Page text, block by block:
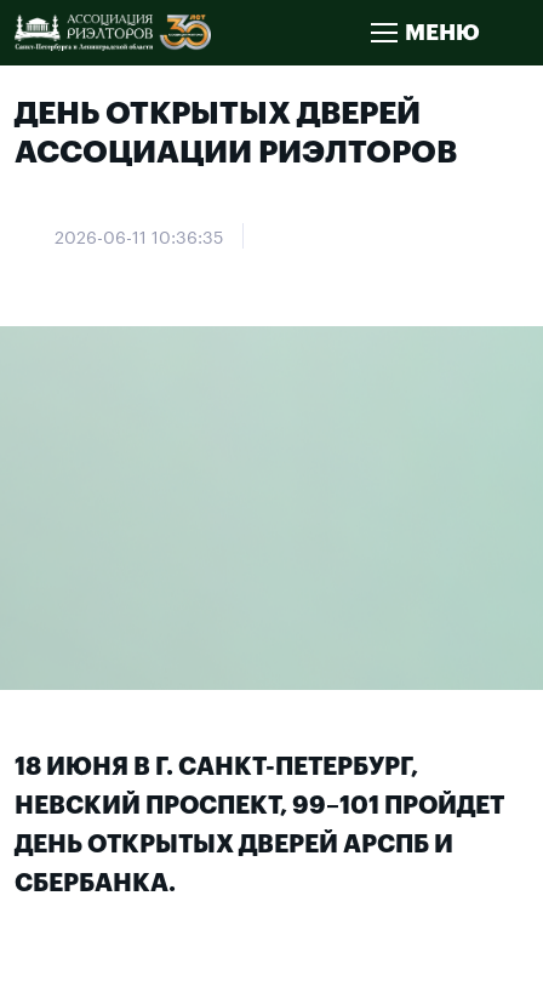
МЕНЮ
ДЕНЬ ОТКРЫТЫХ ДВЕРЕЙ
АССОЦИАЦИИ РИЭЛТОРОВ
2026-06-11 10:36:35
18 ИЮНЯ В Г. САНКТ-ПЕТЕРБУРГ,
НЕВСКИЙ ПРОСПЕКТ, 99–101 ПРОЙДЕТ
ДЕНЬ ОТКРЫТЫХ ДВЕРЕЙ АРСПБ И
СБЕРБАНКА.